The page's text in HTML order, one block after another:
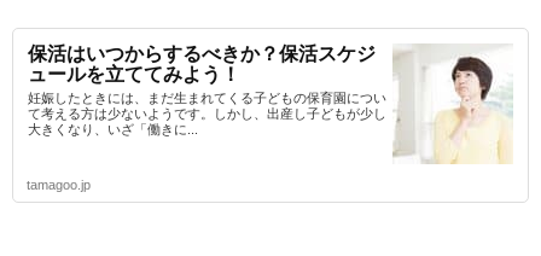
保活はいつからするべきか？保活スケジ
ュールを立ててみよう！
妊娠したときには、まだ生まれてくる子どもの保育園につい
て考える方は少ないようです。しかし、出産し子どもが少し
大きくなり、いざ「働きに...
tamagoo.jp